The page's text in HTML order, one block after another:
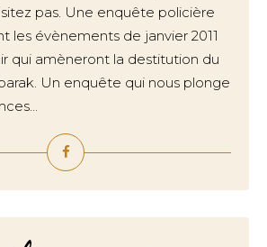
pas. Une enquête policière
les évènements de janvier 2011
qui amèneront la destitution du
Un enquête qui nous plonge